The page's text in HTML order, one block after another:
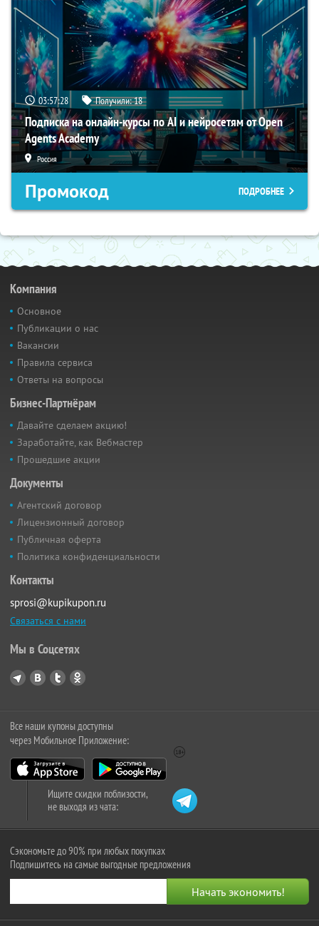
03:57:27 Получили:18
Подписка на онлайн-курсы по AI и нейросетям от Open
Agents Academy
Россия
Промокод ПОДРОБНЕЕ
Компания
Основное
Публикации о нас
Вакансии
Правила сервиса
Ответы на вопросы
Бизнес-Партнёрам
Давайте сделаем акцию!
Заработайте, как Вебмастер
Прошедшие акции
Документы
Агентский договор
Лицензионный договор
Публичная оферта
Политика конфиденциальности
Контакты
sprosi@kupikupon.ru
Связаться с нами
Мы в Соцсетях
Все наши купоны доступны
через Мобильное Приложение:
Ищите скидки поблизости,
не выходя из чата:
Сэкономьте до 90% при любых покупках
Подпишитесь на самые выгодные предложения